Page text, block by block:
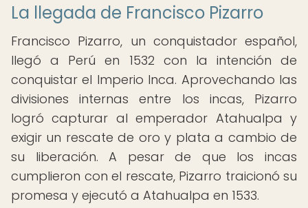
La llegada de Francisco Pizarro
Francisco Pizarro, un conquistador español,
llegó a Perú en 1532 con la intención de
conquistar el Imperio Inca. Aprovechando las
divisiones internas entre los incas, Pizarro
logró capturar al emperador Atahualpa y
exigir un rescate de oro y plata a cambio de
su liberación. A pesar de que los incas
cumplieron con el rescate, Pizarro traicionó su
promesa y ejecutó a Atahualpa en 1533.